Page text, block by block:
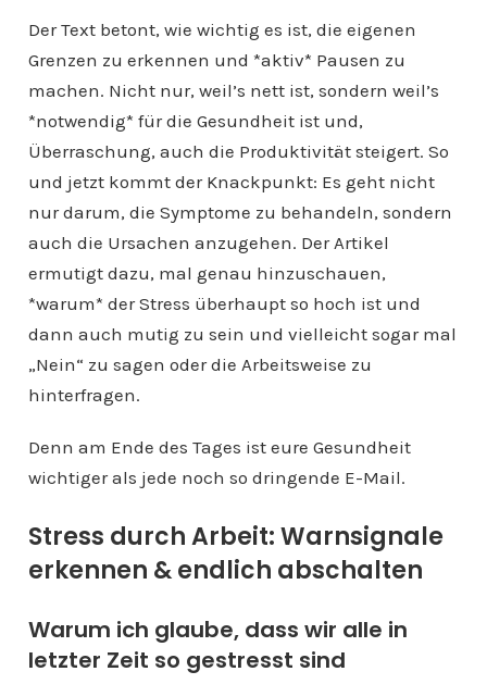
Der Text betont, wie wichtig es ist, die eigenen
Grenzen zu erkennen und *aktiv* Pausen zu
machen. Nicht nur, weil’s nett ist, sondern weil’s
*notwendig* für die Gesundheit ist und,
Überraschung, auch die Produktivität steigert. So
und jetzt kommt der Knackpunkt: Es geht nicht
nur darum, die Symptome zu behandeln, sondern
auch die Ursachen anzugehen. Der Artikel
ermutigt dazu, mal genau hinzuschauen,
*warum* der Stress überhaupt so hoch ist und
dann auch mutig zu sein und vielleicht sogar mal
„Nein“ zu sagen oder die Arbeitsweise zu
hinterfragen.
Denn am Ende des Tages ist eure Gesundheit
wichtiger als jede noch so dringende E-Mail.
Stress durch Arbeit: Warnsignale
erkennen & endlich abschalten
Warum ich glaube, dass wir alle in
letzter Zeit so gestresst sind